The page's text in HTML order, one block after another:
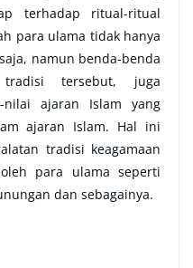
terhadap ritual-ritual
para ulama tidak hanya
namun benda-benda
tersebut, juga
nilai ajaran Islam yang
ajaran Islam. Hal ini
tradisi keagamaan
para ulama seperti
dan sebagainya.